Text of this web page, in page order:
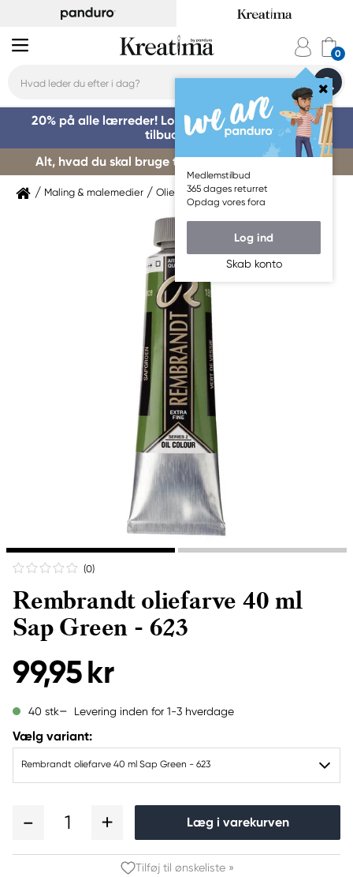
Medlemstilbud
365 dages returret
Opdag vores fora
Log ind
Skab konto
20% på alle lærreder! Log på for at benytte dig af
tilbuddet »
Alt, hvad du skal bruge til kursusstart – køb her »
Maling & malemedier Oliemaling Rembrandt
(0)
Rembrandt oliefarve 40 ml
Sap Green - 623
99,95 kr
40 stk Levering inden for 1-3 hverdage
Vælg variant:
Rembrandt oliefarve 40 ml Sap Green - 623
1 Læg i varekurven
Tilføj til ønskeliste »